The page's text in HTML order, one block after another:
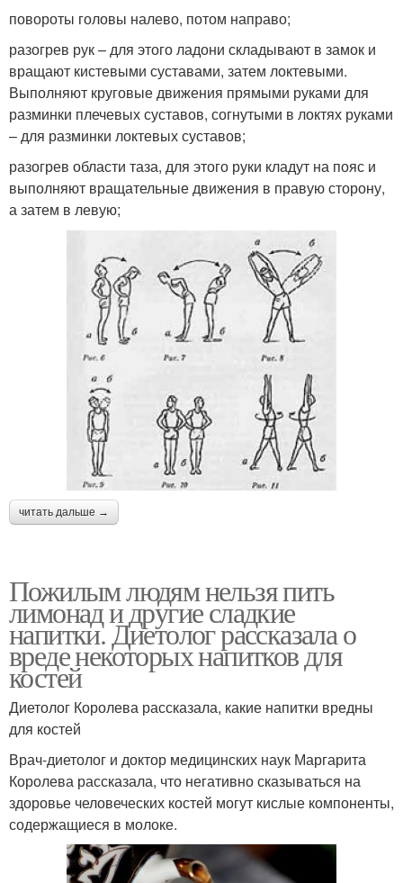
повороты головы налево, потом направо;
разогрев рук – для этого ладони складывают в замок и
вращают кистевыми суставами, затем локтевыми.
Выполняют круговые движения прямыми руками для
разминки плечевых суставов, согнутыми в локтях руками
– для разминки локтевых суставов;
разогрев области таза, для этого руки кладут на пояс и
выполняют вращательные движения в правую сторону,
а затем в левую;
читать дальше →
Пожилым людям нельзя пить
лимонад и другие сладкие
напитки. Диетолог рассказала о
вреде некоторых напитков для
костей
Диетолог Королева рассказала, какие напитки вредны
для костей
Врач-диетолог и доктор медицинских наук Маргарита
Королева рассказала, что негативно сказываться на
здоровье человеческих костей могут кислые компоненты,
содержащиеся в молоке.